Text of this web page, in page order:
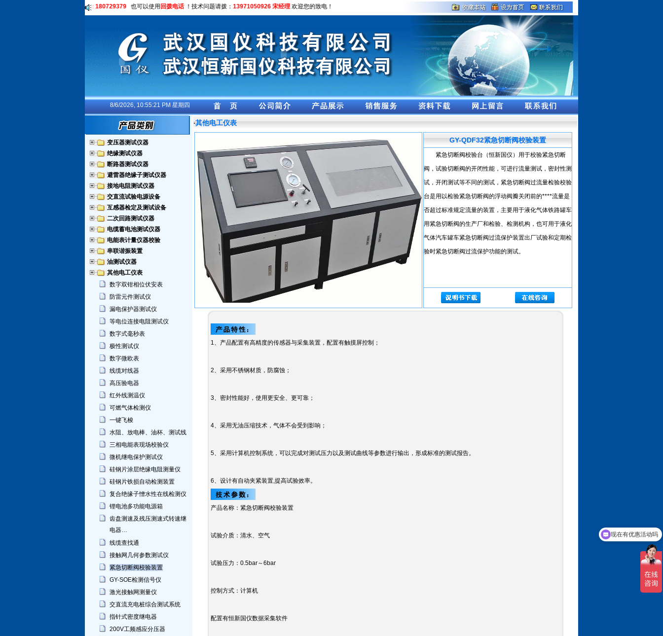
QQ：180729379也可以使用回拨电话！技术问题请拨：13971050926 宋经理欢迎您的致电！
8/6/2026, 10:55:21 PM 星期四
变压器测试仪器
绝缘测试仪器
断路器测试仪器
避雷器绝缘子测试仪器
接地电阻测试仪器
交直流试验电源设备
互感器检定及测试设备
二次回路测试仪器
电缆蓄电池测试仪器
电能表计量仪器校验
串联谐振装置
油测试仪器
其他电工仪表
数字双钳相位伏安表
防雷元件测试仪
漏电保护器测试仪
等电位连接电阻测试仪
数字式毫秒表
极性测试仪
数字微欧表
线缆对线器
高压验电器
红外线测温仪
可燃气体检测仪
一键飞梭
水阻、放电棒、油杯、测试线
三相电能表现场校验仪
微机继电保护测试仪
硅钢片涂层绝缘电阻测量仪
硅钢片铁损自动检测装置
复合绝缘子憎水性在线检测仪
锂电池多功能电源箱
齿盘测速及残压测速式转速继
电器…
线缆查找通
接触网几何参数测试仪
紧急切断阀校验装置
GY-SOE检测信号仪
激光接触网测量仪
交直流充电桩综合测试系统
指针式密度继电器
200V工频感应分压器
·其他电工仪表
GY-QDF32紧急切断阀校验装置
紧急切断阀校验台（恒新国仪）用于校验紧急切断
阀，试验切断阀的开闭性能，可进行流量测试，密封性测
试，开闭测试等不同的测试，紧急切断阀过流量检验校验
台是用以检验紧急切断阀的浮动阀瓣关闭前的****流量是
否超过标准规定流量的装置，主要用于液化气体铁路罐车
用紧急切断阀的生产厂和检验、检测机构，也可用于液化
气体汽车罐车紧急切断阀过流保护装置出厂试验和定期检
验时紧急切断阀过流保护功能的测试。
1、产品配置有高精度的传感器与采集装置，配置有触摸屏控制；
2、采用不锈钢材质，防腐蚀；
3、密封性能好，使用更安全、更可靠；
4、采用无油压缩技术，气体不会受到影响；
5、采用计算机控制系统，可以完成对测试压力以及测试曲线等参数进行输出，形成标准的测试报告。
6、设计有自动夹紧装置,提高试验效率。
产品名称：紧急切断阀校验装置
试验介质：清水、空气
试验压力：0.5bar～6bar
控制方式：计算机
配置有恒新国仪数据采集软件
现在有优惠活动吗